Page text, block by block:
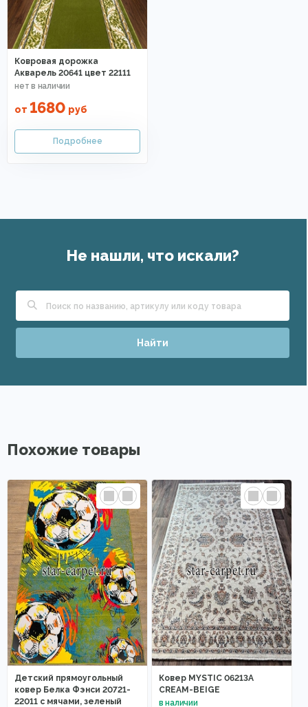
Ковровая дорожка
Акварель 20641 цвет 22111
от 1680 руб
Не нашли, что искали?
Найти
Похожие товары
Детский прямоугольный
ковер Белка Фэнси 20721-
22011 с мячами, зеленый
Ковер MYSTIC 06213A
CREAM-BEIGE